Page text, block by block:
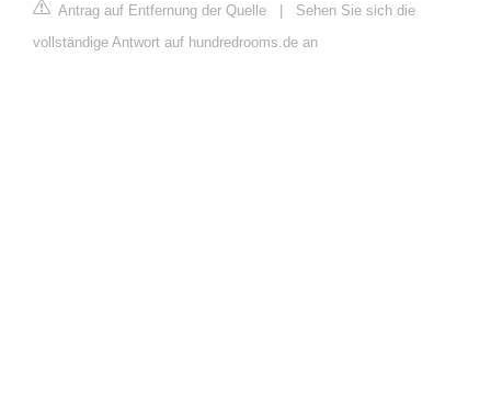
Antrag auf Entfernung der Quelle | Sehen Sie sich die
vollständige Antwort auf hundredrooms.de an